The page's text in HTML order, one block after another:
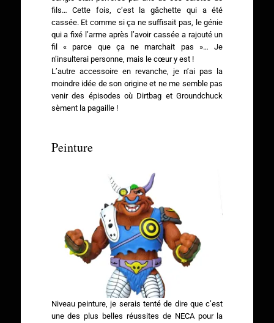
fils… Cette fois, c’est la gâchette qui a été
cassée. Et comme si ça ne suffisait pas, le génie
qui a fixé l’arme après l’avoir cassée a rajouté un
fil « parce que ça ne marchait pas »… Je
n’insulterai personne, mais le cœur y est !
L’autre accessoire en revanche, je n’ai pas la
moindre idée de son origine et ne me semble pas
venir des épisodes où Dirtbag et Groundchuck
sèment la pagaille !
Peinture
Niveau peinture, je serais tenté de dire que c’est
une des plus belles réussites de NECA pour la